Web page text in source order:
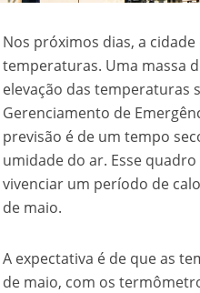
Nos próximos dias, a
temperaturas. Uma massa
elevação das temperaturas
Gerenciamento de
previsão é de um tempo
umidade do ar. Esse
vivenciar um período de
de maio.
A expectativa é de que as
de maio, com os